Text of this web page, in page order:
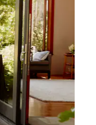
et en faisant glisser.